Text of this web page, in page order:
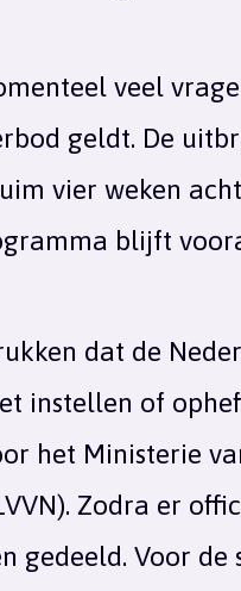
veel
geldt. De
vier weken
blijft
dat de
instellen of
het Ministerie
Zodra er
gedeeld. Voor